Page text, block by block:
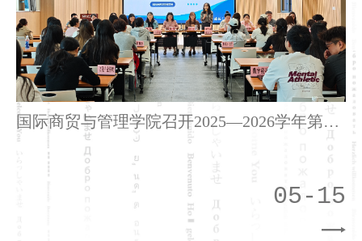
国际商贸与管理学院召开2025—2026学年第二
学期学生座谈会
05-15